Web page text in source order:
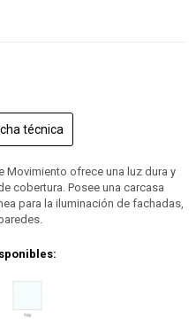
técnica
Movimiento ofrece una luz dura y
cobertura. Posee una carcasa
para la iluminación de fachadas,